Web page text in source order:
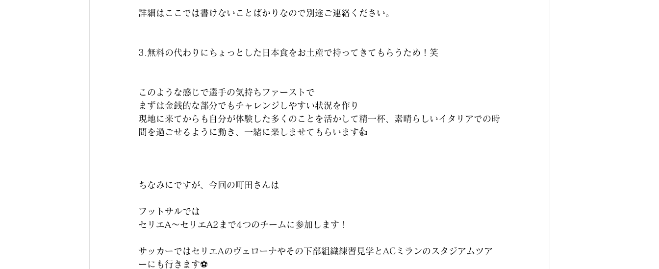
詳細はここでは書けないことばかりなので別途ご連絡ください。
3.無料の代わりにちょっとした日本食をお土産で持ってきてもらうため！笑
このような感じで選手の気持ちファーストで
まずは金銭的な部分でもチャレンジしやすい状況を作り
現地に来てからも自分が体験した多くのことを活かして精一杯、素晴らしいイタリアでの時
間を過ごせるように動き、一緒に楽しませてもらいます👍
ちなみにですが、今回の町田さんは
フットサルでは
セリエA〜セリエA2まで4つのチームに参加します！
サッカーではセリエAのヴェローナやその下部組織練習見学とACミランのスタジアムツア
ーにも行きます⚽️